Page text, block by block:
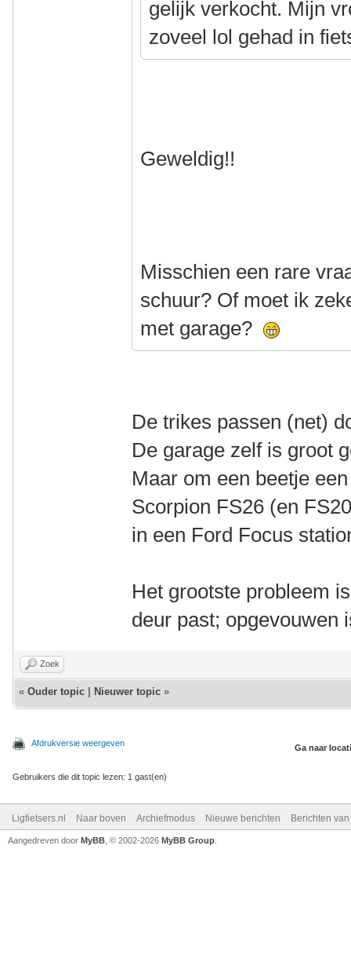
gelijk verkocht. Mijn
zoveel lol gehad in
Geweldig!!
Misschien een rare
schuur? Of moet ik
met garage?
De trikes passen (net)
De garage zelf is groot
Maar om een beetje
Scorpion FS26 (en
in een Ford Focus
Het grootste probleem
deur past; opgevouwen
Zoek
« Ouder topic Nieuwer topic »
Afdrukversie weergeven Ga naar
Gebruikers die dit topic lezen: 1 gast(en)
Ligfietsers.nl Naar boven Archiefmodus Nieuwe berichten Berichten
Aangedreven door MyBB , © 2002-2026 MyBB Group